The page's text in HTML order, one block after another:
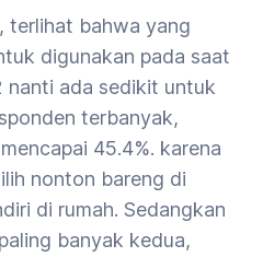
terlihat bahwa yang
digunakan pada saat
ada sedikit untuk
terbanyak,
45.4%. karena
nonton bareng di
di rumah. Sedangkan
banyak kedua,